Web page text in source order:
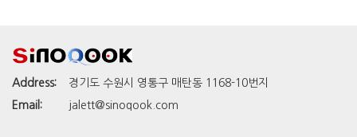
Address:
경기도 수원시 영통구 매탄동 1168-10번지
Email:
jalett@sinoqook.com